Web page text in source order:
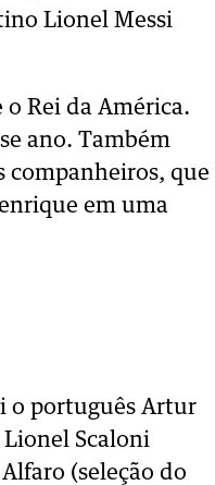
Lionel Messi
Rei da América.
ano. Também
companheiros, que
em uma
o português Artur
Lionel Scaloni
(seleção do